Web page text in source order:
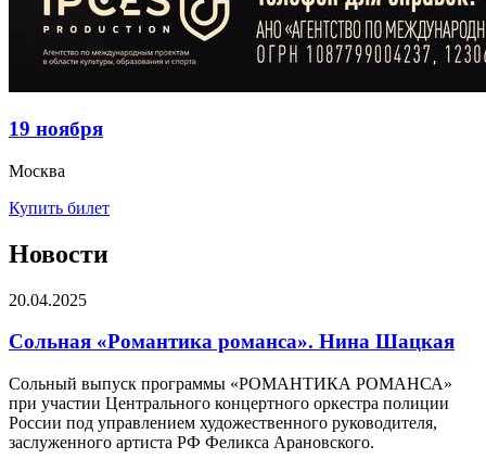
19 ноября
Москва
Купить билет
Новости
20.04.2025
Сольная «Романтика романса». Нина Шацкая
Сольный выпуск программы «РОМАНТИКА РОМАНСА»
при участии Центрального концертного оркестра полиции
России под управлением художественного руководителя,
заслуженного артиста РФ Феликса Арановского.